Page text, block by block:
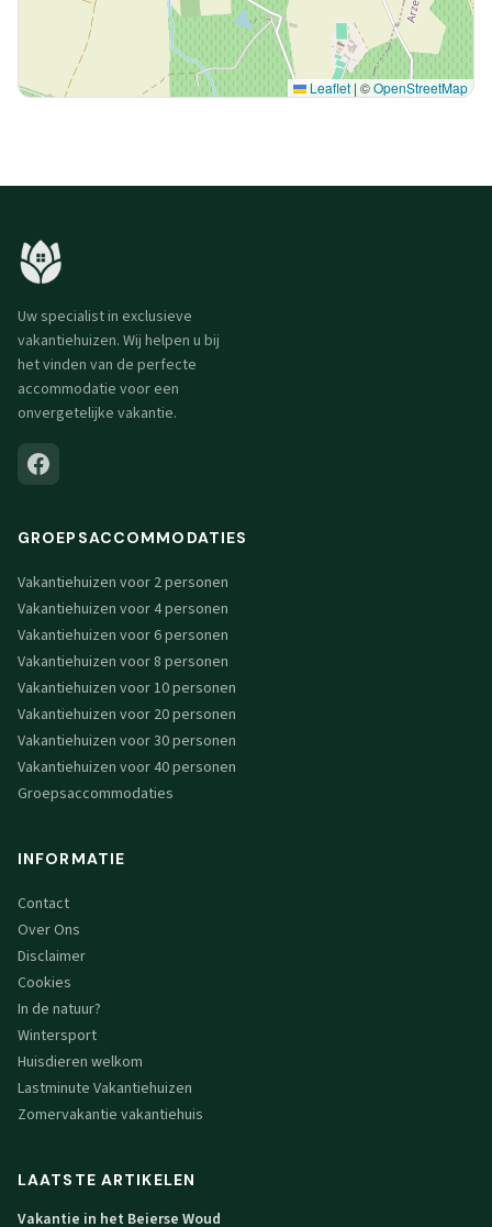
Leaflet | ©OpenStreetMap
Uw specialist in exclusieve
vakantiehuizen. Wij helpen u bij
het vinden van de perfecte
accommodatie voor een
onvergetelijke vakantie.
GROEPSACCOMMODATIES
Vakantiehuizen voor 2 personen
Vakantiehuizen voor 4 personen
Vakantiehuizen voor 6 personen
Vakantiehuizen voor 8 personen
Vakantiehuizen voor 10 personen
Vakantiehuizen voor 20 personen
Vakantiehuizen voor 30 personen
Vakantiehuizen voor 40 personen
Groepsaccommodaties
INFORMATIE
Contact
Over Ons
Disclaimer
Cookies
In de natuur?
Wintersport
Huisdieren welkom
Lastminute Vakantiehuizen
Zomervakantie vakantiehuis
LAATSTE ARTIKELEN
Vakantie in het Beierse Woud